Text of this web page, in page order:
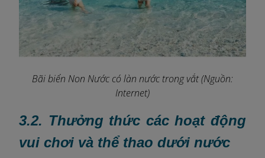
Bãi biển Non Nước có làn nước trong vắt (Nguồn:
Internet)
3.2. Thưởng thức các hoạt động
vui chơi và thể thao dưới nước